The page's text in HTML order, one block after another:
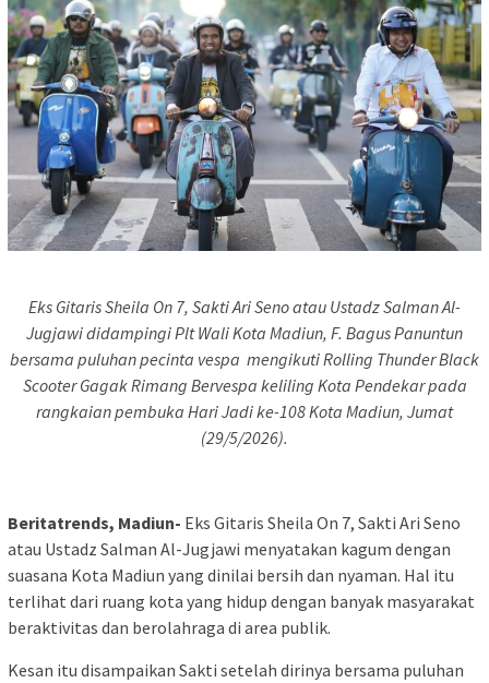
Eks Gitaris Sheila On 7, Sakti Ari Seno atau Ustadz Salman Al-
Jugjawi didampingi Plt Wali Kota Madiun, F. Bagus Panuntun
bersama puluhan pecinta vespa mengikuti Rolling Thunder Black
Scooter Gagak Rimang Bervespa keliling Kota Pendekar pada
rangkaian pembuka Hari Jadi ke-108 Kota Madiun, Jumat
(29/5/2026).
Beritatrends, Madiun- Eks Gitaris Sheila On 7, Sakti Ari Seno
atau Ustadz Salman Al-Jugjawi menyatakan kagum dengan
suasana Kota Madiun yang dinilai bersih dan nyaman. Hal itu
terlihat dari ruang kota yang hidup dengan banyak masyarakat
beraktivitas dan berolahraga di area publik.
Kesan itu disampaikan Sakti setelah dirinya bersama puluhan